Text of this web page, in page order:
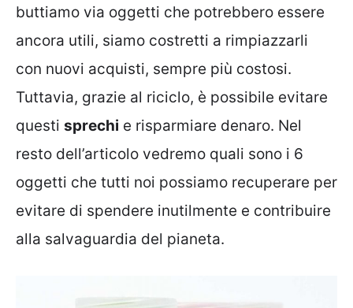
buttiamo via oggetti che potrebbero essere
ancora utili, siamo costretti a rimpiazzarli
con nuovi acquisti, sempre più costosi.
Tuttavia, grazie al riciclo, è possibile evitare
questi sprechi e risparmiare denaro. Nel
resto dell’articolo vedremo quali sono i 6
oggetti che tutti noi possiamo recuperare per
evitare di spendere inutilmente e contribuire
alla salvaguardia del pianeta.